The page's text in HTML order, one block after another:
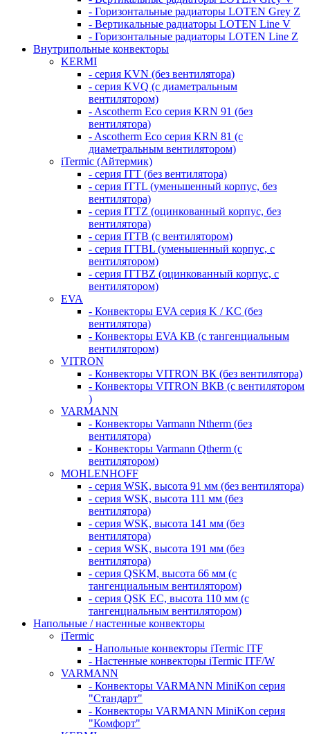
- Горизонтальные радиаторы LOTEN Grey Z
- Вертикальные радиаторы LOTEN Line V
- Горизонтальные радиаторы LOTEN Line Z
Внутрипольные конвекторы
KERMI
- серия KVN (без вентилятора)
- серия KVQ (с диаметральным
вентилятором)
- Ascotherm Eco серия KRN 91 (без
вентилятора)
- Ascotherm Eco серия KRN 81 (с
диаметральным вентилятором)
iTermic (Айтермик)
- серия ITT (без вентилятора)
- серия ITTL (уменьшенный корпус, без
вентилятора)
- серия ITTZ (оцинкованный корпус, без
вентилятора)
- серия ITTB (с вентилятором)
- серия ITTBL (уменьшенный корпус, с
вентилятором)
- серия ITTBZ (оцинкованный корпус, с
вентилятором)
EVA
- Конвекторы EVA серия K / KC (без
вентилятора)
- Конвекторы EVA КВ (с тангенциальным
вентилятором)
VITRON
- Конвекторы VITRON ВК (без вентилятора)
- Конвекторы VITRON ВКВ (с вентилятором
)
VARMANN
- Конвекторы Varmann Ntherm (без
вентилятора)
- Конвекторы Varmann Qtherm (с
вентилятором)
MOHLENHOFF
- серия WSK, высота 91 мм (без вентилятора)
- серия WSK, высота 111 мм (без
вентилятора)
- серия WSK, высота 141 мм (без
вентилятора)
- серия WSK, высота 191 мм (без
вентилятора)
- серия QSKM, высота 66 мм (с
тангенциальным вентилятором)
- серия QSK EC, высота 110 мм (с
тангенциальным вентилятором)
Напольные / настенные конвекторы
iTermic
- Напольные конвекторы iTermic ITF
- Настенные конвекторы iTermic ITF/W
VARMANN
- Конвекторы VARMANN MiniKon серия
"Стандарт"
- Конвекторы VARMANN MiniKon серия
"Комфорт"